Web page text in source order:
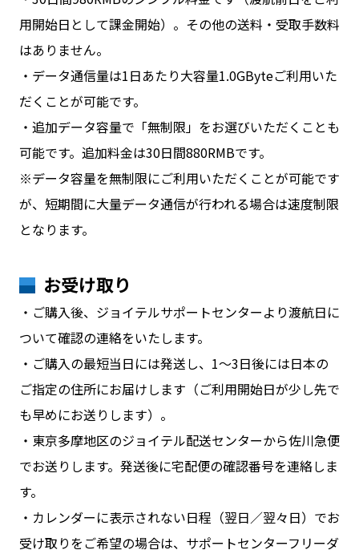
用開始日として課金開始）。その他の送料・受取手数料
はありません。
・データ通信量は1日あたり大容量1.0GByteご利用いた
だくことが可能です。
・追加データ容量で「無制限」をお選びいただくことも
可能です。追加料金は30日間880RMBです。
※データ容量を無制限にご利用いただくことが可能です
が、短期間に大量データ通信が行われる場合は速度制限
となります。
お受け取り
・ご購入後、ジョイテルサポートセンターより渡航日に
ついて確認の連絡をいたします。
・ご購入の最短当日には発送し、1～3日後には日本の
ご指定の住所にお届けします（ご利用開始日が少し先で
も早めにお送りします）。
・東京多摩地区のジョイテル配送センターから佐川急便
でお送りします。発送後に宅配便の確認番号を連絡しま
す。
・カレンダーに表示されない日程（翌日／翌々日）でお
受け取りをご希望の場合は、サポートセンターフリーダ